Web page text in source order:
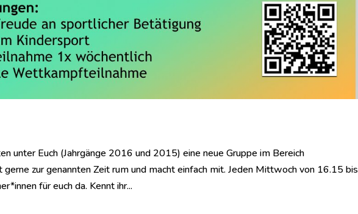
unter Euch (Jahrgänge 2016 und 2015) eine neue Gruppe im Bereich
zur genannten Zeit rum und macht einfach mit. Jeden Mittwoch von 16.15 bis
für euch da. Kennt ihr...